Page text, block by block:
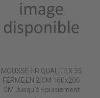
MOUSSE HR QUALITEX 35
FERME EN 2 CM 160x200
CM Jusqu'à Épuisiement